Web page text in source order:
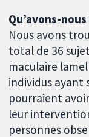
Qu’avons-
Nous avons
total de 36
maculaire
individus ayant
pourraient
leur
personnes